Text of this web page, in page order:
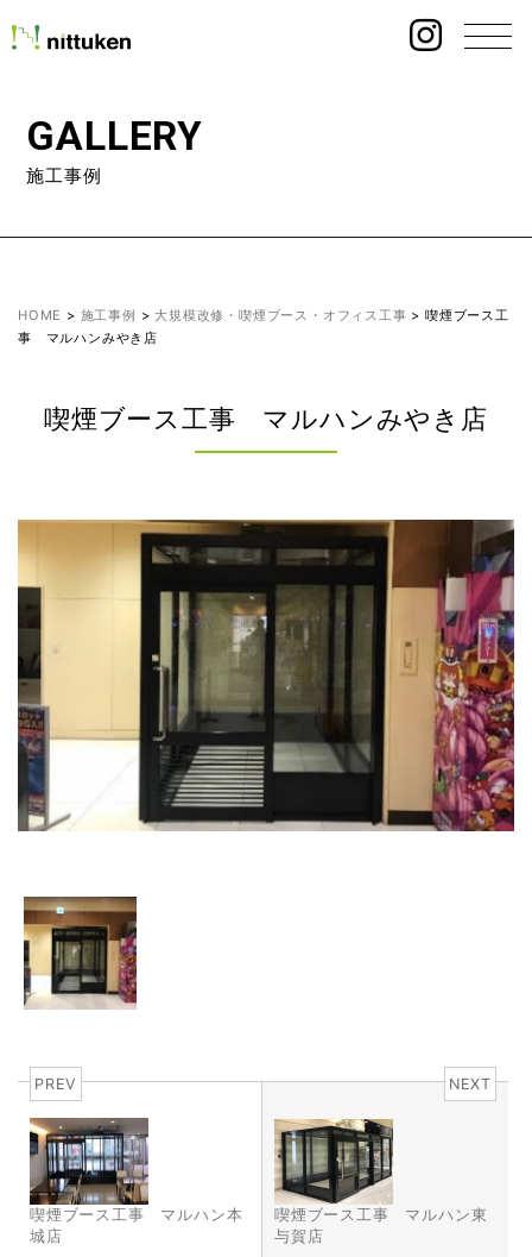
GALLERY
施工事例
HOME > 施工事例 >大規模改修・喫煙ブース・オフィス工事 >喫煙ブース工
事 マルハンみやき店
喫煙ブース工事 マルハンみやき店
PREV
喫煙ブース工事 マルハン本
城店
NEXT
喫煙ブース工事 マルハン東
与賀店